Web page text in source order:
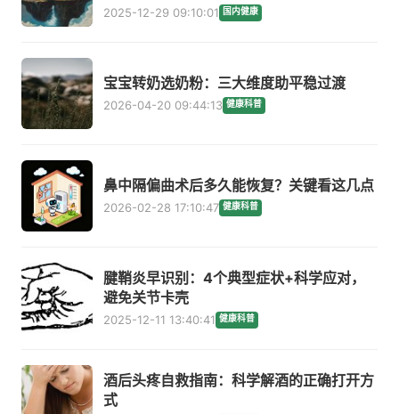
2025-12-29 09:10:01 国内健康
宝宝转奶选奶粉：三大维度助平稳过渡
2026-04-20 09:44:13 健康科普
鼻中隔偏曲术后多久能恢复？关键看这几点
2026-02-28 17:10:47 健康科普
腱鞘炎早识别：4个典型症状+科学应对，
避免关节卡壳
2025-12-11 13:40:41 健康科普
酒后头疼自救指南：科学解酒的正确打开方
式